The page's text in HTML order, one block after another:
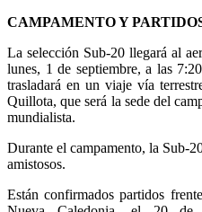
CAMPAMENTO Y
La selección Sub-20 llegará al
lunes, 1 de septiembre, a las
trasladará en un viaje vía
Quillota, que será la sede del
mundialista.
Durante el campamento, la Sub-
amistosos.
Están confirmados partidos